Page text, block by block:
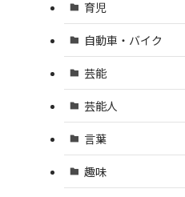
育児
自動車・バイク
芸能
芸能人
言葉
趣味